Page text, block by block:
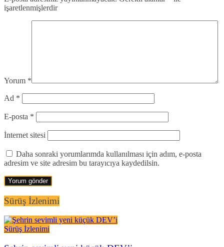
işaretlenmişlerdir
Yorum *
Ad *
E-posta *
İnternet sitesi
Daha sonraki yorumlarımda kullanılması için adım, e-posta
adresim ve site adresim bu tarayıcıya kaydedilsin.
Sürüş İzlenimi
Sürüş İzlenimi